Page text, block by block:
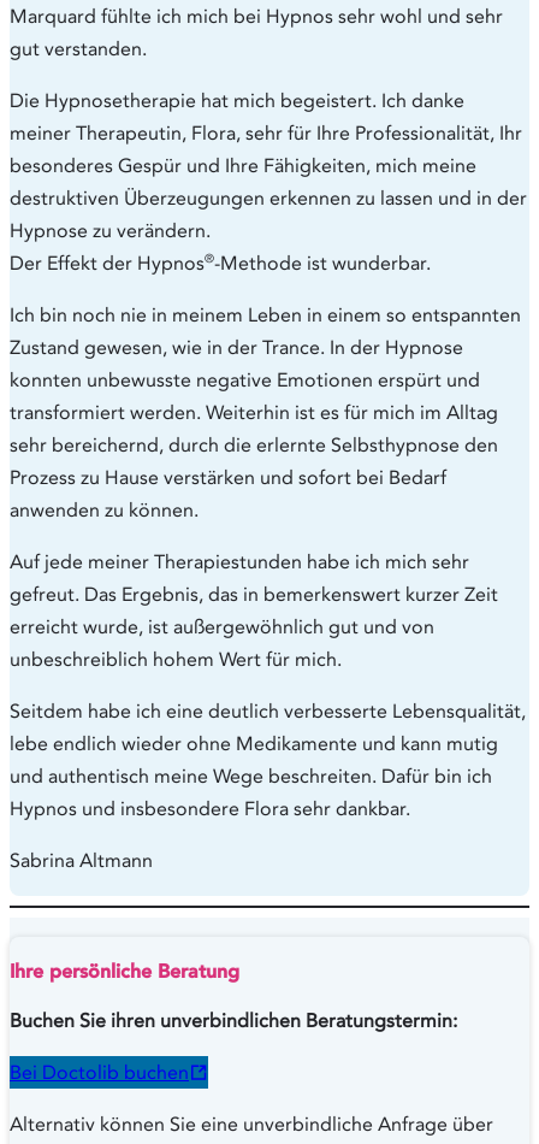
Marquard fühlte ich mich bei Hypnos sehr wohl und sehr
gut verstanden.
Die Hypnosetherapie hat mich begeistert. Ich danke
meiner Therapeutin, Flora, sehr für Ihre Professionalität, Ihr
besonderes Gespür und Ihre Fähigkeiten, mich meine
destruktiven Überzeugungen erkennen zu lassen und in der
Hypnose zu verändern.
Der Effekt der Hypnos®-Methode ist wunderbar.
Ich bin noch nie in meinem Leben in einem so entspannten
Zustand gewesen, wie in der Trance. In der Hypnose
konnten unbewusste negative Emotionen erspürt und
transformiert werden. Weiterhin ist es für mich im Alltag
sehr bereichernd, durch die erlernte Selbsthypnose den
Prozess zu Hause verstärken und sofort bei Bedarf
anwenden zu können.
Auf jede meiner Therapiestunden habe ich mich sehr
gefreut. Das Ergebnis, das in bemerkenswert kurzer Zeit
erreicht wurde, ist außergewöhnlich gut und von
unbeschreiblich hohem Wert für mich.
Seitdem habe ich eine deutlich verbesserte Lebensqualität,
lebe endlich wieder ohne Medikamente und kann mutig
und authentisch meine Wege beschreiten. Dafür bin ich
Hypnos und insbesondere Flora sehr dankbar.
Sabrina Altmann
Ihre persönliche Beratung
Buchen Sie ihren unverbindlichen Beratungstermin:
Bei Doctolib buchen
Alternativ können Sie eine unverbindliche Anfrage über